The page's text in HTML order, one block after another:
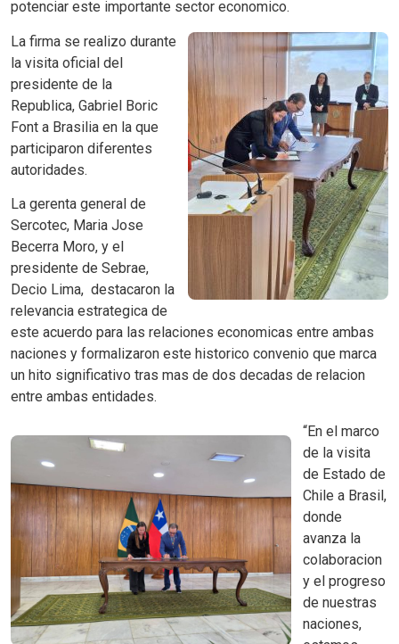
potenciar este importante sector economico.
La firma se realizo durante
la visita oficial del
presidente de la
Republica, Gabriel Boric
Font a Brasilia en la que
participaron diferentes
autoridades.
La gerenta general de
Sercotec, Maria Jose
Becerra Moro, y el
presidente de Sebrae,
Decio Lima, destacaron la
relevancia estrategica de
este acuerdo para las relaciones economicas entre ambas
naciones y formalizaron este historico convenio que marca
un hito significativo tras mas de dos decadas de relacion
entre ambas entidades.
“En el marco
de la visita
de Estado de
Chile a Brasil,
donde
avanza la
colaboracion
y el progreso
de nuestras
naciones,